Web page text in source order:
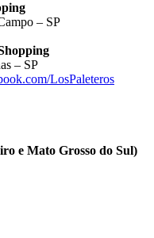
– SP
– SP
LosPaleteros
e Mato Grosso do Sul)